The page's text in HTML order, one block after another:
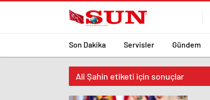
Son Dakika Servisler Gündem
Ali Şahin etiketi için sonuçlar